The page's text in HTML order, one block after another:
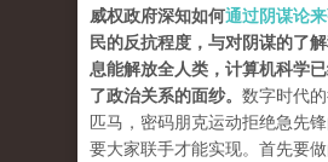
威权政府深知如何通过阴谋论
民的反抗程度，与对阴谋的了
息能解放全人类，计算机科学
了政治关系的面纱。 数字时代
匹马，密码朋克运动拒绝急先
要大家联手才能实现。首先要